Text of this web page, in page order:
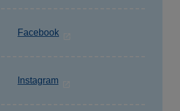
Facebook
Instagram